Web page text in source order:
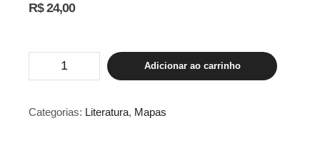
R$24,00
VENTOSATERAPIA
-
quantidade
Adicionar ao carrinho
Categorias: Literatura, Mapas